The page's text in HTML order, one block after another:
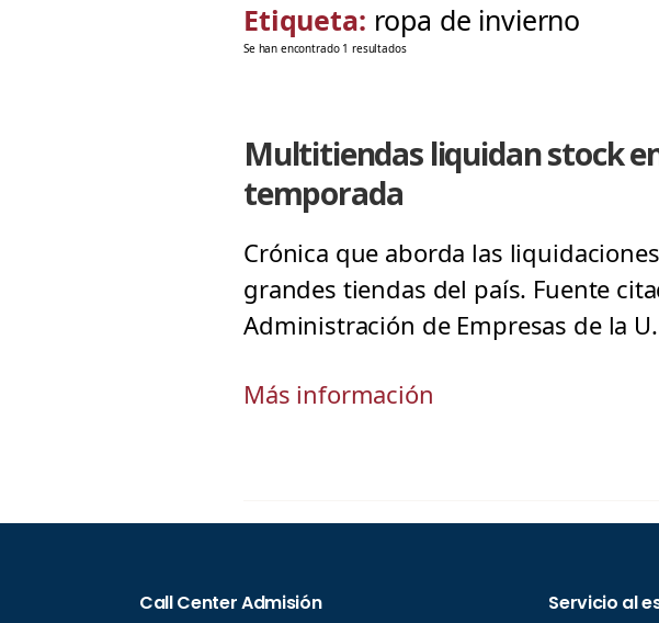
Etiqueta: ropa de invierno
Se han encontrado 1 resultados
Multitiendas liquidan stock
temporada
Crónica que aborda las
grandes tiendas del país. Fuente
Administración de Empresas de la
Más información